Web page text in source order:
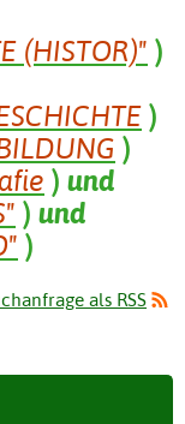
(HISTOR)" )
)
)
) und
) und
)
als RSS